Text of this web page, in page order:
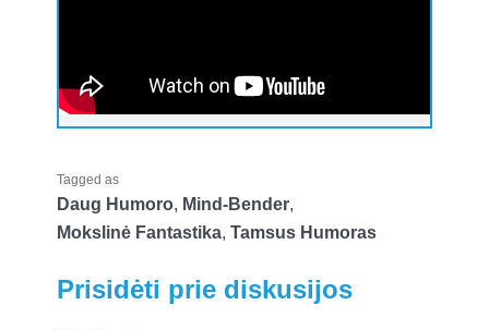
Tagged as
Daug Humoro, Mind-Bender,
Mokslinė Fantastika, Tamsus Humoras
Prisidėti prie diskusijos